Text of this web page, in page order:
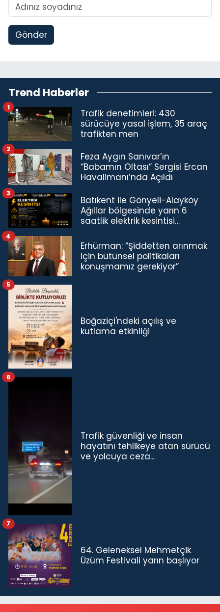
Gönder
Trend Haberler
Trafik denetimleri: 430
sürücüye yasal işlem, 35 araç
trafikten men
1
Feza Aygın Sanıvar’ın
“Babamın Oltası” Sergisi Ercan
Havalimanı’nda Açıldı
2
Batıkent ile Gönyeli-Alayköy
Ağıllar bölgesinde yarın 6
saatlik elektrik kesintisi…
3
Erhürman: “Şiddetten arınmak
için bütünsel politikaları
konuşmamız gerekiyor”
4
Boğaziçi'ndeki açılış ve
kutlama etkinliği
5
Trafik güvenliği ve insan
hayatını tehlikeye atan sürücü
ve yolcuya ceza...
6
64. Geleneksel Mehmetçik
Üzüm Festivali yarın başlıyor
7